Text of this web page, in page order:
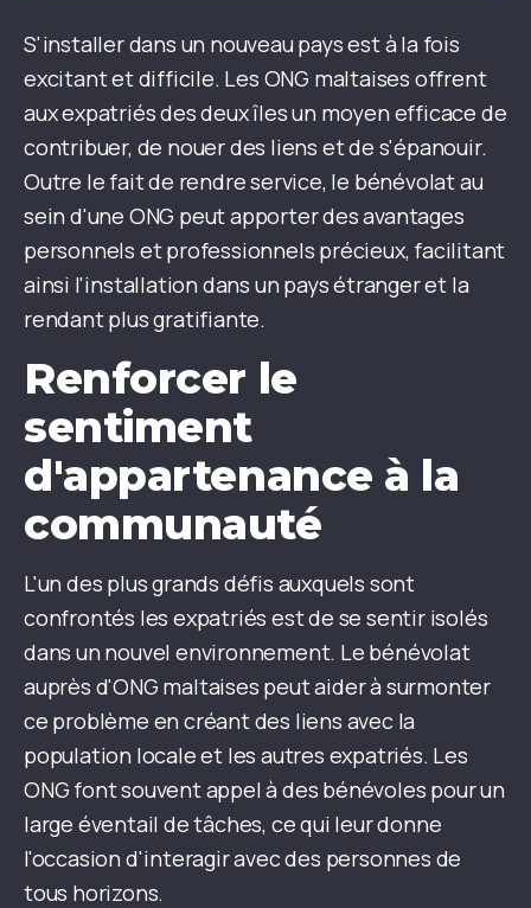
S'installer dans un nouveau pays est à la fois
excitant et difficile. Les ONG maltaises offrent
aux expatriés des deux îles un moyen efficace de
contribuer, de nouer des liens et de s'épanouir.
Outre le fait de rendre service, le bénévolat au
sein d'une ONG peut apporter des avantages
personnels et professionnels précieux, facilitant
ainsi l'installation dans un pays étranger et la
rendant plus gratifiante.
Renforcer le
sentiment
d'appartenance à la
communauté
L'un des plus grands défis auxquels sont
confrontés les expatriés est de se sentir isolés
dans un nouvel environnement. Le bénévolat
auprès d'ONG maltaises peut aider à surmonter
ce problème en créant des liens avec la
population locale et les autres expatriés. Les
ONG font souvent appel à des bénévoles pour un
large éventail de tâches, ce qui leur donne
l'occasion d'interagir avec des personnes de
tous horizons.